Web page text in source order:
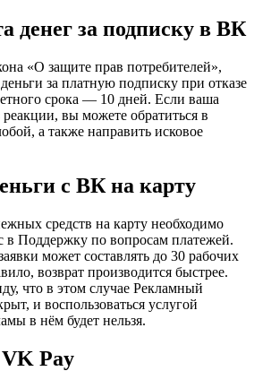
денег за подписку в ВК
«О защите прав потребителей»,
за платную подписку при отказе
срока — 10 дней. Если ваша
реакции, вы можете обратиться в
а также направить исковое
с ВК на карту
средств на карту необходимо
в Поддержку по вопросам платежей.
может составлять до 30 рабочих
возврат производится быстрее.
что в этом случае Рекламный
и воспользоваться услугой
в нём будет нельзя.
VK Pay